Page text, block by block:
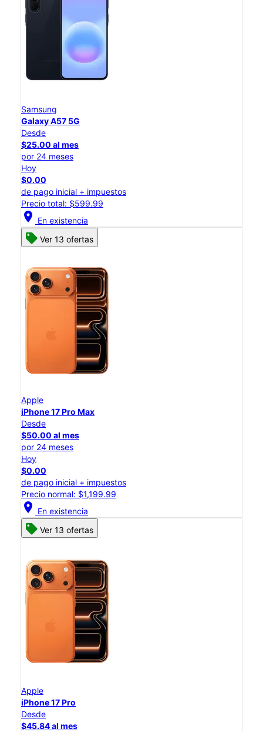
Samsung
Galaxy A57 5G
Desde
$25.00 al mes
por 24 meses
Hoy
$0.00
de pago inicial + impuestos
Precio total: $599.99
location_on En existencia
Ver 13 ofertas
Apple
iPhone 17 Pro Max
Desde
$50.00 al mes
por 24 meses
Hoy
$0.00
de pago inicial + impuestos
Precio normal: $1,199.99
location_on En existencia
Ver 13 ofertas
Apple
iPhone 17 Pro
Desde
$45.84 al mes